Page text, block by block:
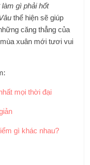
làm gì phải hốt
thể hiện sẽ giúp
căng thẳng của
xuân mới tươi vui
mọi thời đại
gì khác nhau?